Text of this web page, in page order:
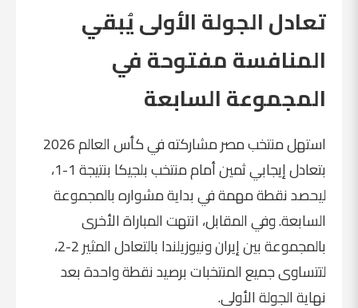
تعادل الجولة الأولى يُبقي
المنافسة مفتوحة في
المجموعة السابعة
استهل منتخب مصر مشاركته في كأس العالم 2026
بتعادل إيجابي ثمين أمام منتخب بلجيكا بنتيجة 1-1،
ليحصد نقطة مهمة في بداية مشواره بالمجموعة
السابعة. وفي المقابل، انتهت المباراة الأخرى
بالمجموعة بين إيران ونيوزيلندا بالتعادل المثير 2-2،
لتتساوى جميع المنتخبات برصيد نقطة واحدة بعد
نهاية الجولة الأولى.